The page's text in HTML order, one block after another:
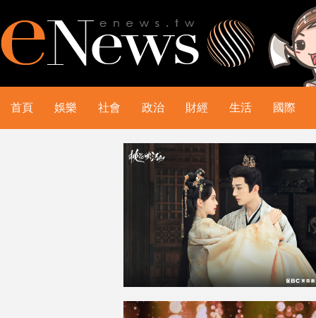
首頁 娛樂 社會 政治 財經 生活 國際